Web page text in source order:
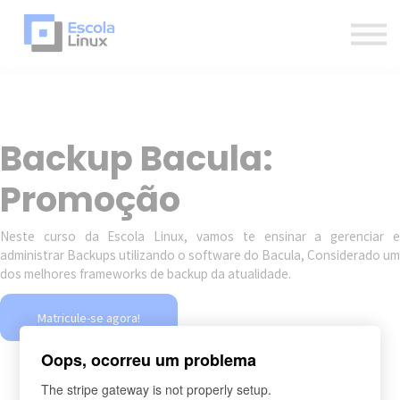
Inscreva-se
Já sou aluno
Newsletter
Backup Bacula:
Promoção
Neste curso da Escola Linux, vamos te ensinar a gerenciar e
administrar Backups utilizando o software do Bacula, Considerado um
dos melhores frameworks de backup da atualidade.
Matricule-se agora!
Oops, ocorreu um problema
The stripe gateway is not properly setup.